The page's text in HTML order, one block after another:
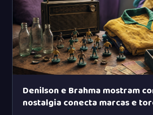
Denilson e Brahma mostram
nostalgia conecta marcas e